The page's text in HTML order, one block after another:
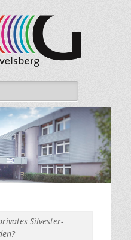
Städtisches
Gymnasium
Gevelsberg
Silvester-